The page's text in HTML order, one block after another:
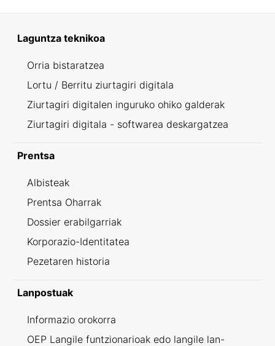
Laguntza teknikoa
Orria bistaratzea
Lortu / Berritu ziurtagiri digitala
Ziurtagiri digitalen inguruko ohiko galderak
Ziurtagiri digitala - softwarea deskargatzea
Prentsa
Albisteak
Prentsa Oharrak
Dossier erabilgarriak
Korporazio-Identitatea
Pezetaren historia
Lanpostuak
Informazio orokorra
OEP Langile funtzionarioak edo langile lan-